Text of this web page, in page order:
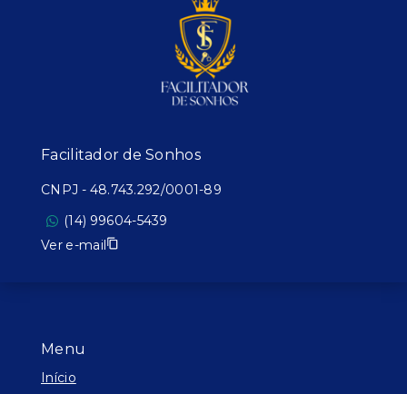
Menu
Início
Facilitador de Sonhos
CNPJ - 48.743.292/0001-89
(14) 99604-5439
Ver e-mail